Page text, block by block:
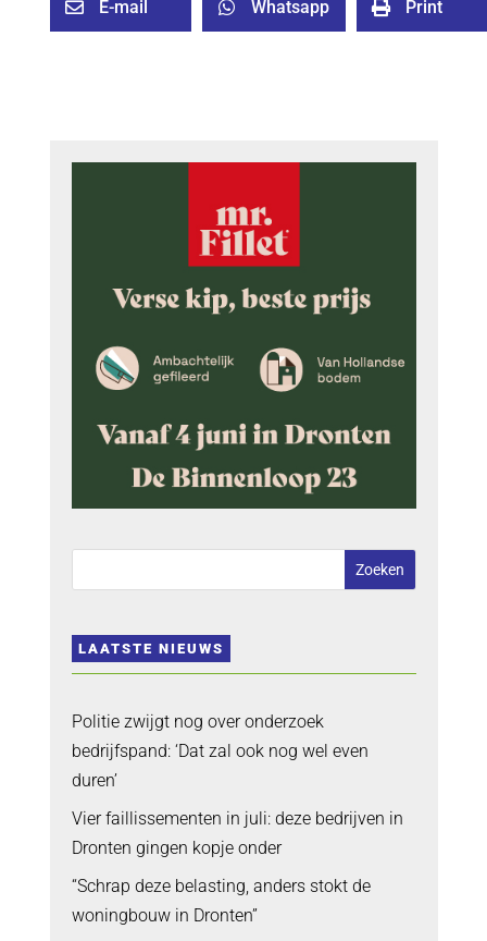
 E-mail  Whatsapp  Print
LAATSTE NIEUWS
Politie zwijgt nog over onderzoek
bedrijfspand: ‘Dat zal ook nog wel even
duren’
Vier faillissementen in juli: deze bedrijven in
Dronten gingen kopje onder
“Schrap deze belasting, anders stokt de
woningbouw in Dronten”